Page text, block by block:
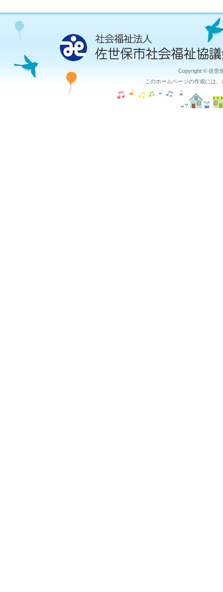
Copyright © 佐世
このホームページの作成には